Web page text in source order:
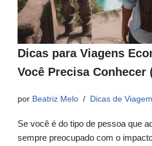
Dicas para Viagens
Você Precisa Conhecer
por Beatriz Melo Dicas de Viagem
Se você é do tipo de pessoa que
sempre preocupado com o